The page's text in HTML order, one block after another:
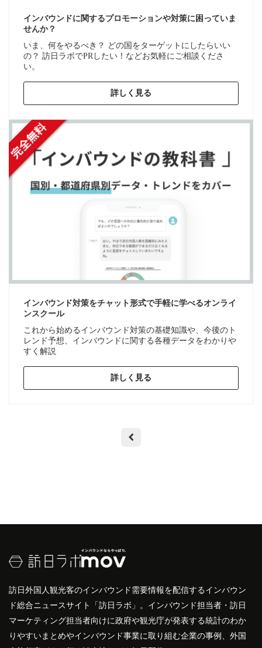
インバウンドに関するプロモーションや対策に困っていま
せんか？
いま、何をやるべき？ どの国をターゲットにしたらいい
の？ 訪日ラボでPRしたい！などお気軽にご相談くださ
い。
詳しく見る
インバウンド対策をチャット形式で手軽に学べるオンライ
ンスクール
これから始めるインバウンド対策の基礎知識や、今後のト
レンド予想、インバウンドに関する各種データをわかりや
すく解説
詳しく見る
訪日外国人観光客のインバウンド需要情報を配信するインバウン
ド総合ニュースサイト「訪日ラボ」。インバウンド担当者・訪日
マーケティング担当者向けに政府や観光庁が発表する統計のわか
りやすいまとめやインバウンド事業に取り組む企業の事例、外国